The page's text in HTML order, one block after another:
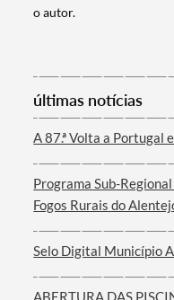
o autor.
últimas notícias
A 87.ª Volta a Portugal
Programa Sub-
Fogos Rurais do
Selo Digital Município
ABERTURA DAS